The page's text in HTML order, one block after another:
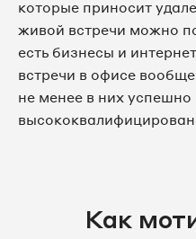
которые приносит
живой встречи можно
есть бизнесы и
встречи в офисе
не менее в них
Как